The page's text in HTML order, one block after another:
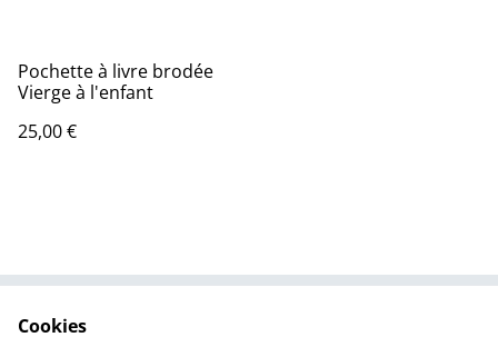
Pochette à livre brodée
Vierge à l'enfant
25,00 €
Cookies